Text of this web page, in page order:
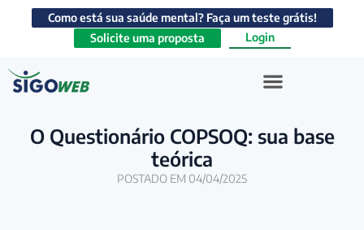
Como está sua saúde mental? Faça um teste grátis!
Solicite uma proposta
Login
O Questionário COPSOQ: sua base
teórica
POSTADO EM 04/04/2025